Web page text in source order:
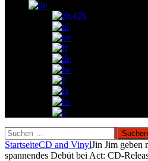
Suchen
nach:
StartseiteCD and VinylJin Jim geben
spannendes Debüt bei Act: CD-